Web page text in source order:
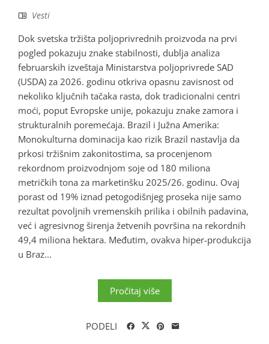
Vesti
Dok svetska tržišta poljoprivrednih proizvoda na prvi
pogled pokazuju znake stabilnosti, dublja analiza
februarskih izveštaja Ministarstva poljoprivrede SAD
(USDA) za 2026. godinu otkriva opasnu zavisnost od
nekoliko ključnih tačaka rasta, dok tradicionalni centri
moći, poput Evropske unije, pokazuju znake zamora i
strukturalnih poremećaja. Brazil i Južna Amerika:
Monokulturna dominacija kao rizik Brazil nastavlja da
prkosi tržišnim zakonitostima, sa procenjenom
rekordnom proizvodnjom soje od 180 miliona
metričkih tona za marketinšku 2025/26. godinu. Ovaj
porast od 19% iznad petogodišnjeg proseka nije samo
rezultat povoljnih vremenskih prilika i obilnih padavina,
već i agresivnog širenja žetvenih površina na rekordnih
49,4 miliona hektara. Međutim, ovakva hiper-produkcija
u Braz...
Pročitaj više
PODELI